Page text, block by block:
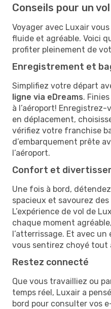
Conseils pour un
Voyager avec Luxair
fluide et agréable. Voici
profiter pleinement de
Enregistrement et
Simplifiez votre départ
ligne via eDreams.
à l’aéroport!
en déplacement,
vérifiez votre franchise
d’embarquement prête
l’aéroport.
Confort et
Une fois à bord,
spacieux et savourez
L’expérience de vol de
chaque moment
l’atterrissage. Et avec
vous sentirez choyé tout
Restez connecté
Que vous travailliez ou
temps réel, Luxair a
bord pour consulter vos